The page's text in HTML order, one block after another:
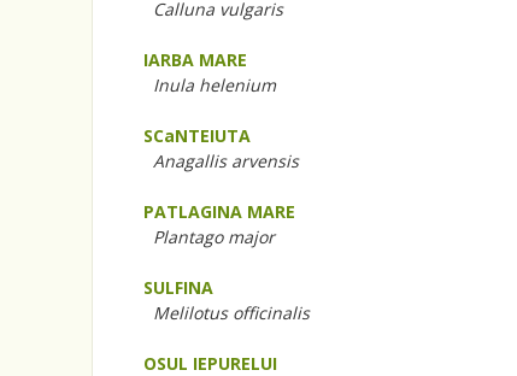
Calluna vulgaris
IARBA MARE
Inula helenium
SCaNTEIUTA
Anagallis arvensis
PATLAGINA MARE
Plantago major
SULFINA
Melilotus officinalis
OSUL IEPURELUI